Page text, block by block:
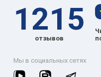
1215
отзывов
Мы в социальных сетях